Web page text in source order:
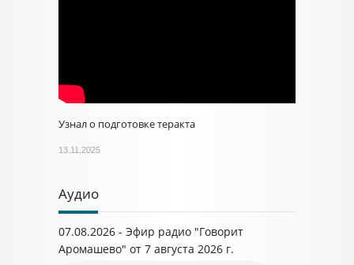
Узнал о подготовке теракта
13.11.2025
Аудио
07.08.2026 - Эфир радио "Говорит
Аромашево" от 7 августа 2026 г.